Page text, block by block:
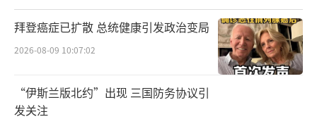
拜登癌症已扩散 总统健康引发政治变局
2026-08-09 10:07:02
“伊斯兰版北约”出现 三国防务协议引
发关注